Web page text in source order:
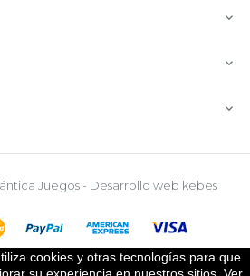



cookies y otras tecnologías para que
Juegos - Desarrollo web kebes